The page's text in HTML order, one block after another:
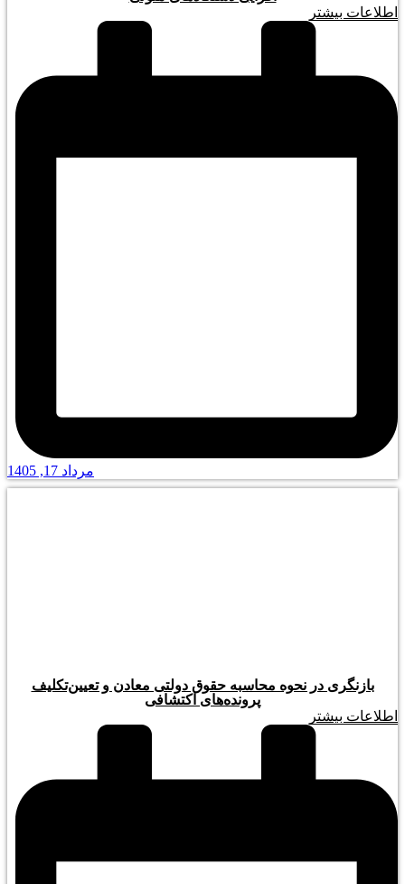
اطلاعات بیشتر
مرداد 17, 1405
بازنگری در نحوه محاسبه حقوق دولتی معادن و تعیین‌تکلیف
پرونده‌های اکتشافی
اطلاعات بیشتر